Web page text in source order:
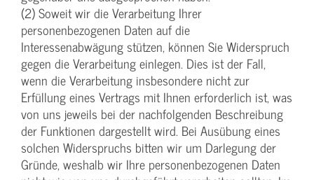
(2) Soweit wir die Verarbeitung Ihrer
personenbezogenen Daten auf die
Interessenabwägung stützen, können Sie Widerspruch
gegen die Verarbeitung einlegen. Dies ist der Fall,
wenn die Verarbeitung insbesondere nicht zur
Erfüllung eines Vertrags mit Ihnen erforderlich ist, was
von uns jeweils bei der nachfolgenden Beschreibung
der Funktionen dargestellt wird. Bei Ausübung eines
solchen Widerspruchs bitten wir um Darlegung der
Gründe, weshalb wir Ihre personenbezogenen Daten